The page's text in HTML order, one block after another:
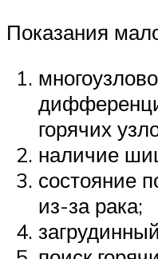
Показания
горячих
наличие
состояние
из-за рака;